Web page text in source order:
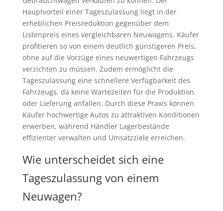
Hauptvorteil einer Tageszulassung liegt in der
erheblichen Preisreduktion gegenüber dem
Listenpreis eines vergleichbaren Neuwagens. Käufer
profitieren so von einem deutlich günstigeren Preis,
ohne auf die Vorzüge eines neuwertigen Fahrzeugs
verzichten zu müssen. Zudem ermöglicht die
Tageszulassung eine schnellere Verfügbarkeit des
Fahrzeugs, da keine Wartezeiten für die Produktion
oder Lieferung anfallen. Durch diese Praxis können
Käufer hochwertige Autos zu attraktiven Konditionen
erwerben, während Händler Lagerbestände
effizienter verwalten und Umsatzziele erreichen.
Wie unterscheidet sich eine
Tageszulassung von einem
Neuwagen?